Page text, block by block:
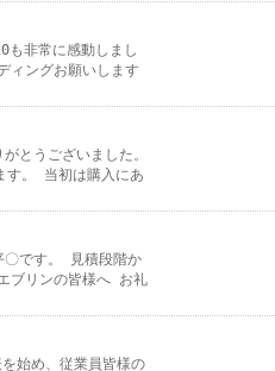
も非常に感動しまし
ィングお願いします
とうございました。
す。 当初は購入にあ
〇です。 見積段階か
ブリンの皆様へ お礼
始め、従業員皆様の